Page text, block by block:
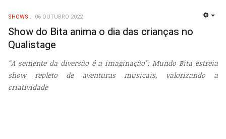
SHOWS 06 OUTUBRO 2022
Show do Bita anima o dia das crianças no
Qualistage
“A semente da diversão é a imaginação”: Mundo Bita estreia
show repleto de aventuras musicais, valorizando a
criatividade